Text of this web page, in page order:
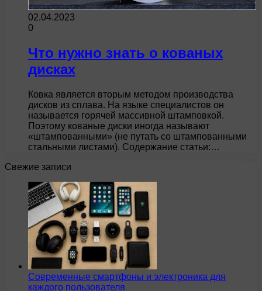
02.04.2023
0
Что нужно знать о кованых
дисках
Ковка является вторым методом производства
дисков из сплава. На языке специалистов он
называется горячей массивной штамповкой.
Поэтому кованые диски иногда называют
«штампованными» (не путать со штампованными
стальными листами). Содержание статьи:…
Свежие записи
Современные смартфоны и электроника для
каждого пользователя